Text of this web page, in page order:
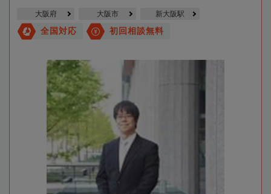
大阪府 大阪市 新大阪駅
全国対応 初回相談無料